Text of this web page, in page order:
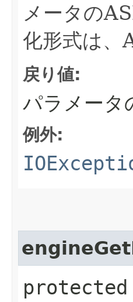
メータの
化形式は、
戻り値:
パラメータ
例外: